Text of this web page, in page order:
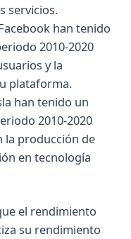
servicios.
han tenido
2010-2020
y la
plataforma.
han tenido un
2010-2020
la producción de
en tecnología
el rendimiento
su rendimiento